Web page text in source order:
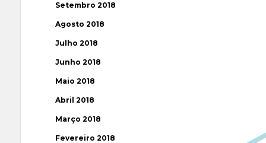
Setembro 2018
Agosto 2018
Julho 2018
Junho 2018
Maio 2018
Abril 2018
Março 2018
Fevereiro 2018